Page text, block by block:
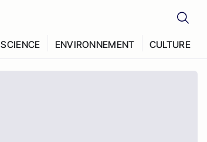
SCIENCE ENVIRONNEMENT CULTURE